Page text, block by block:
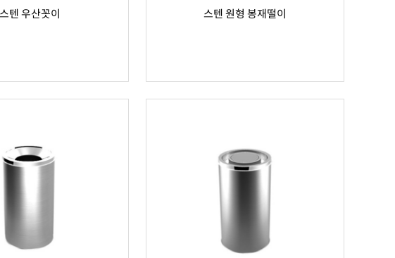
스텐 우산꼿이 스텐 원형 봉재떨이